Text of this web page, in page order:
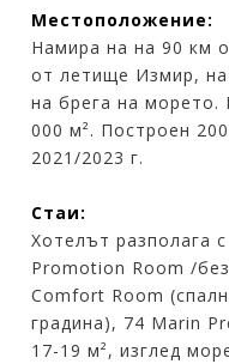
Местоположение:
Намира на на 90 км
от летище Измир,
на брега на
000 м². Построен
2021/2023 г.
Стаи:
Хотелът разполага
Promotion Room /
Comfort Room
градина), 74 Marin
17-19 м², изглед